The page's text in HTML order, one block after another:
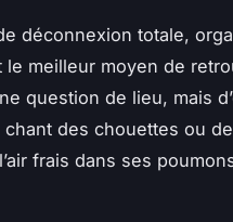
déconnexion totale,
le meilleur moyen de
question de lieu, mais
des chouettes ou
frais dans ses